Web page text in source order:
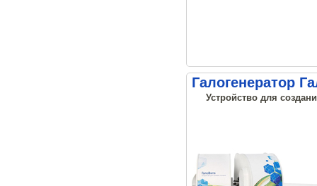
Галогенератор
Устройство для